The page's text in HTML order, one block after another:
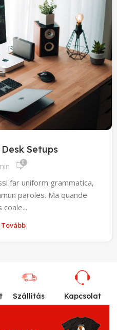
Setups
0
far uniform grammatica,
paroles. Ma quande
coale...
Tovább
Szállítás Kapcsolat